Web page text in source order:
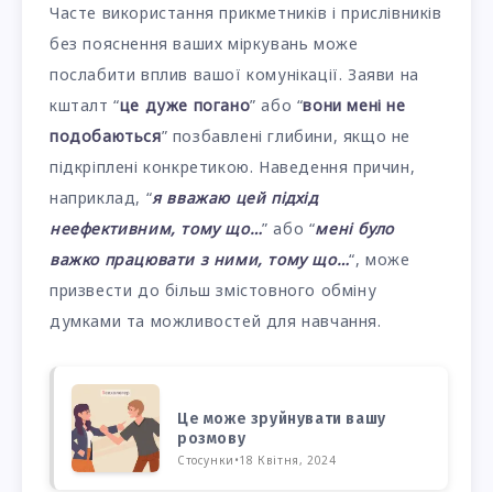
Часте використання прикметників і прислівників
без пояснення ваших міркувань може
послабити вплив вашої комунікації. Заяви на
кшталт “це дуже погано” або “вони мені не
подобаються” позбавлені глибини, якщо не
підкріплені конкретикою. Наведення причин,
наприклад, “я вважаю цей підхід
неефективним, тому що…” або “мені було
важко працювати з ними, тому що…“, може
призвести до більш змістовного обміну
думками та можливостей для навчання.
Це може зруйнувати вашу
розмову
Стосунки •18 Квітня, 2024